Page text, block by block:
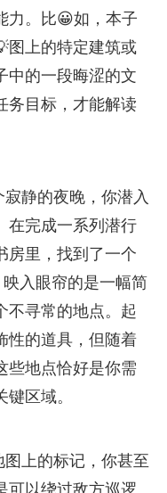
力。比😀如，本子
图上的特定建筑或
中的一段晦涩的文
务目标，才能解读
静的夜晚，你潜入
在完成一系列潜行
房里，找到了一个
映入眼帘的是一幅简
不寻常的地点。起
性的道具，但随着
些地点恰好是你需
区域。
上的标记，你甚至
可以绕过敌方巡逻